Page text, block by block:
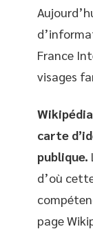
France
visages
carte
publique.
d’où
page